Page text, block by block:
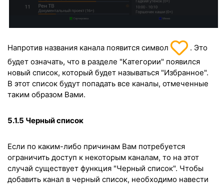
Напротив названия канала появится символ
. Это
будет означать, что в разделе "Категории" появился
новый список, который будет называться "Избранное".
В этот список будут попадать все каналы, отмеченные
таким образом Вами.
5.1.5 Чeрный список
Если по каким-либо причинам Вам потребуется
ограничить доступ к некоторым каналам, то на этот
случай существует функция "Чeрный список". Чтобы
добавить канал в чeрный список, необходимо навести